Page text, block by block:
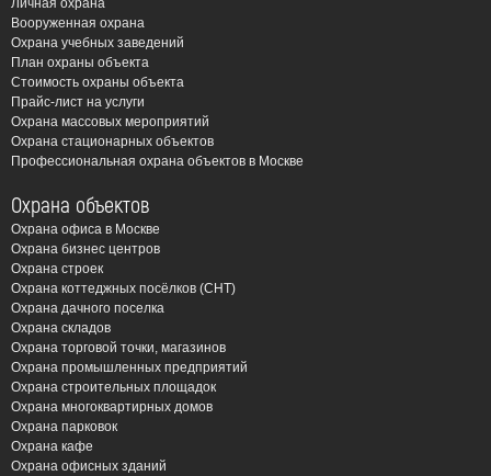
специалисты обладают широким опытом работы и
необходимыми лицензиями, позволяющими выполнять
работы любой сложности. Мы предлагаем
индивидуальный подход к каждому клиенту,
разрабатывая проекты с учетом специфики объекта и
требований заказчика. Гарантируем быстрые сроки
выполнения работ и доступные цены.
Обратившись в ЧОП “Амулет”, вы получаете не просто
монтаж системы пожарной сигнализации, а комплексную
защиту вашего имущества и жизни ваших близких. Мы
обеспечиваем не только установку оборудования, но и
его регулярное техническое обслуживание, что
позволяет гарантировать бесперебойную работу
системы в течение многих лет. Наша цель – обеспечить
максимальную безопасность ваших объектов в
динамично развивающемся городе Балашиха. Звоните
нам уже сегодня, и мы поможем вам создать надежную
Личная охрана
Вооруженная охрана
Охрана учебных заведений
План охраны объекта
Стоимость охраны объекта
Прайс-лист на услуги
Охрана массовых мероприятий
Охрана стационарных объектов
Профессиональная охрана объектов в Москве
Охрана объектов
Охрана офиса в Москве
Охрана бизнес центров
Охрана строек
Охрана коттеджных посёлков (СНТ)
Охрана дачного поселка
Охрана складов
Охрана торговой точки, магазинов
Охрана промышленных предприятий
Охрана строительных площадок
Охрана многоквартирных домов
Охрана парковок
Охрана кафе
Охрана офисных зданий